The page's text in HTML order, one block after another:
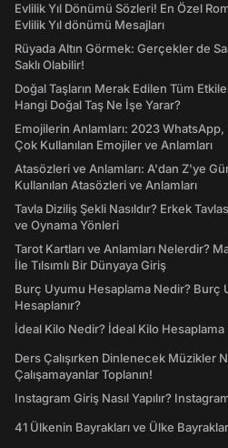
Evlilik Yıl Dönümü Sözleri! En Özel
Evlilik Yıl dönümü Mesajları
Rüyada Altın Görmek: Gerçekler de
Saklı Olabilir!
Doğal Taşların Merak Edilen Tüm
Hangi Doğal Taş Ne İşe Yarar?
Emojilerin Anlamları: 2023
Çok Kullanılan Emojiler ve Anlamları
Atasözleri ve Anlamları: A'dan Z'ye
Kullanılan Atasözleri ve Anlamları
Tavla Diziliş Şekli Nasıldır? Erkek
ve Oynama Yönleri
Tarot Kartları ve Anlamları Nelerdir?
İle Tılsımlı Bir Dünyaya Giriş
Burç Uyumu Hesaplama Nedir? Burç
Hesaplanır?
İdeal Kilo Nedir? İdeal Kilo Hesaplama
Ders Çalışırken Dinlenecek Müzikler
Çalışamayanlar Toplanın!
Instagram Giriş Nasıl Yapılır?
41 Ülkenin Bayrakları ve Ülke